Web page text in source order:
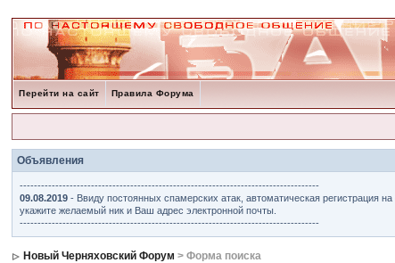
Перейти на сайт Правила Форума
Объявления
------------------------------------------------------------------------------------
09.08.2019 - Ввиду постоянных спамерских атак, автоматическая регистрация
укажите желаемый ник и Ваш адрес электронной почты.
------------------------------------------------------------------------------------
Новый Черняховский Форум > Форма поиска